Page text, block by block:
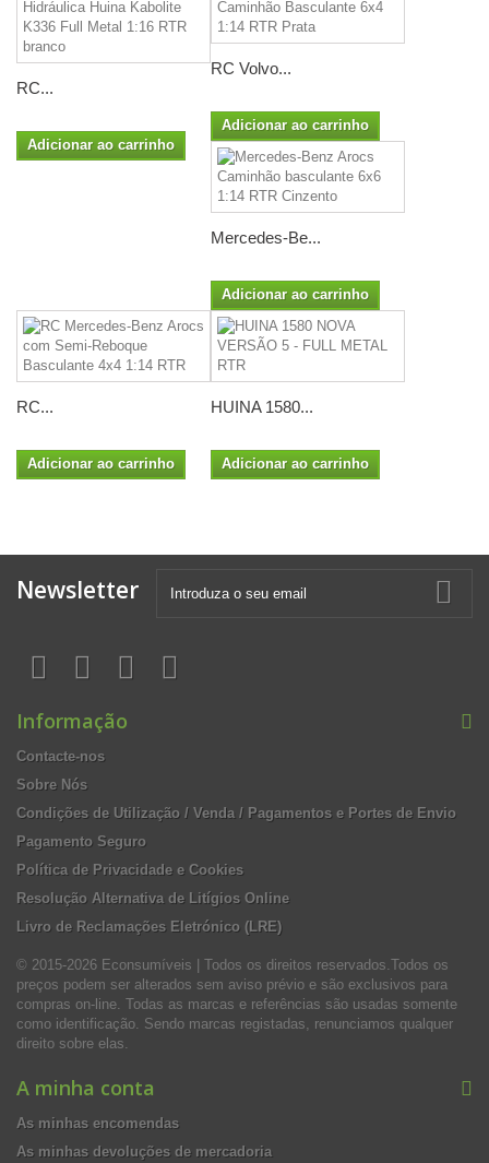
RC...
Adicionar ao carrinho
RC Volvo...
Adicionar ao carrinho
Mercedes-Be...
Adicionar ao carrinho
RC...
Adicionar ao carrinho
HUINA 1580...
Adicionar ao carrinho
Newsletter
Informação
Contacte-nos
Sobre Nós
Condições de Utilização / Venda / Pagamentos e Portes de Envio
Pagamento Seguro
Política de Privacidade e Cookies
Resolução Alternativa de Litígios Online
Livro de Reclamações Eletrónico (LRE)
© 2015-2026 Econsumíveis | Todos os direitos reservados.Todos os
preços podem ser alterados sem aviso prévio e são exclusivos para
compras on-line. Todas as marcas e referências são usadas somente
como identificação. Sendo marcas registadas, renunciamos qualquer
direito sobre elas.
A minha conta
As minhas encomendas
As minhas devoluções de mercadoria